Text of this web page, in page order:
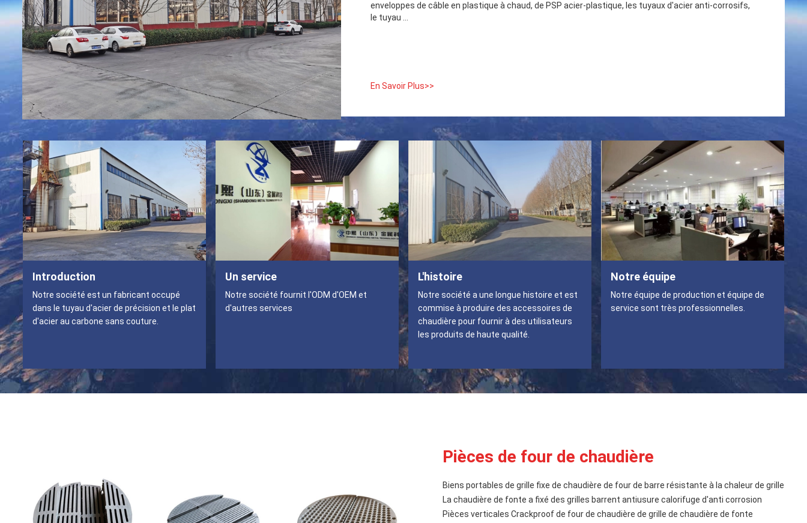
enveloppes de câble en plastique à chaud, de PSP acier-plastique, les tuyaux d'acier anti-corrosifs,
le tuyau ...
En Savoir Plus>>
Introduction
Notre société est un fabricant occupé
dans le tuyau d'acier de précision et le plat
d'acier au carbone sans couture.
Un service
Notre société fournit l'ODM d'OEM et
d'autres services
L'histoire
Notre société a une longue histoire et est
commise à produire des accessoires de
chaudière pour fournir à des utilisateurs
les produits de haute qualité.
Notre équipe
Notre équipe de production et équipe de
service sont très professionnelles.
Pièces de four de chaudière
Biens portables de grille fixe de chaudière de four de barre résistante à la chaleur de grille
La chaudière de fonte a fixé des grilles barrent antiusure calorifuge d'anti corrosion
Pièces verticales Crackproof de four de chaudière de grille de chaudière de fonte